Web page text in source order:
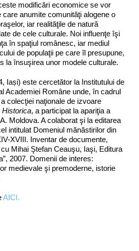
modificări economice se vor
care anumite comunităţi alogene o
iar realităţile de natură
de cele culturale. Noi influenţe îşi
în spaţiul românesc, iar mediul
de populaţii pe care îl presupune,
la însuşirea unor modele culturale.
Iași) este cercetător la Institutului de
Academiei Române unde, în cadrul
colecţiei naţionale de izvoare
Historica, a participat la apariţia a
Moldova. A colaborat şi la editarea
intitulat Domeniul mănăstirilor din
XVIII. Inventar de documente,
Mihai Ştefan Ceauşu, Iaşi, Editura
2007. Domenii de interes:
medievale şi premoderne, istorie
AICI.